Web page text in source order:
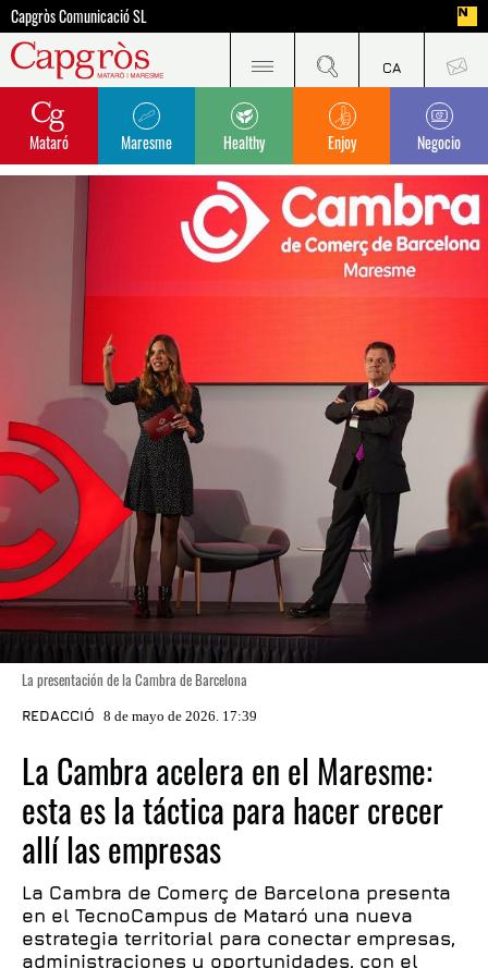
Capgròs Comunicació SL
Mataró Maresme Healthy Enjoy Negocio
La presentación de la Cambra de Barcelona
REDACCIÓ 8 de mayo de 2026. 17:39
La Cambra acelera en el Maresme:
esta es la táctica para hacer crecer
allí las empresas
La Cambra de Comerç de Barcelona presenta
en el TecnoCampus de Mataró una nueva
estrategia territorial para conectar empresas,
administraciones y oportunidades, con el